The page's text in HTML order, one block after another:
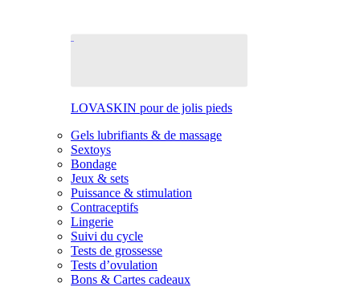
LOVASKIN pour de jolis pieds
Gels lubrifiants & de massage
Sextoys
Bondage
Jeux & sets
Puissance & stimulation
Contraceptifs
Lingerie
Suivi du cycle
Tests de grossesse
Tests d’ovulation
Bons & Cartes cadeaux